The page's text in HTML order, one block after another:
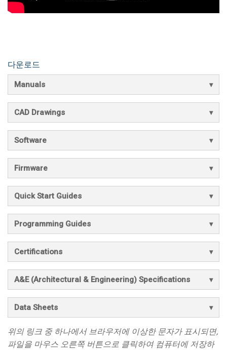
다운로드
Manuals
CAD Drawings
Software
Firmware
Quick Start Guides
Programming Guides
Certifications
A&E (Architectural & Engineering) Specifications
Data Sheets
위의 링크 중 하나에서 브라우저에 이상한 문자가 표시되면,
파일을 마우스 오른쪽 버튼으로 클릭하여 컴퓨터에 저장하